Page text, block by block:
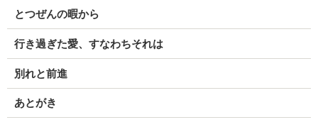
とつぜんの暇から
行き過ぎた愛、すなわちそれは
別れと前進
あとがき